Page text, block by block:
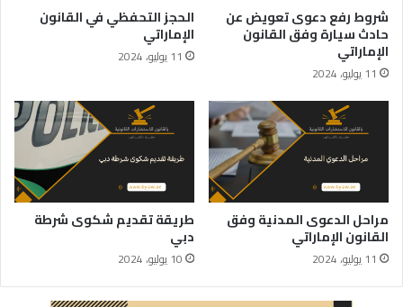
شروط رفع دعوى تعويض عن
حادث سيارة وفق القانون
الإماراتي
11 يوليو، 2024
الحجز التحفظي في القانون
الإماراتي
11 يوليو، 2024
مراحل الدعوى المدنية وفق
القانون الإماراتي
11 يوليو، 2024
طريقة تقديم شكوى شرطة
دبي
10 يوليو، 2024